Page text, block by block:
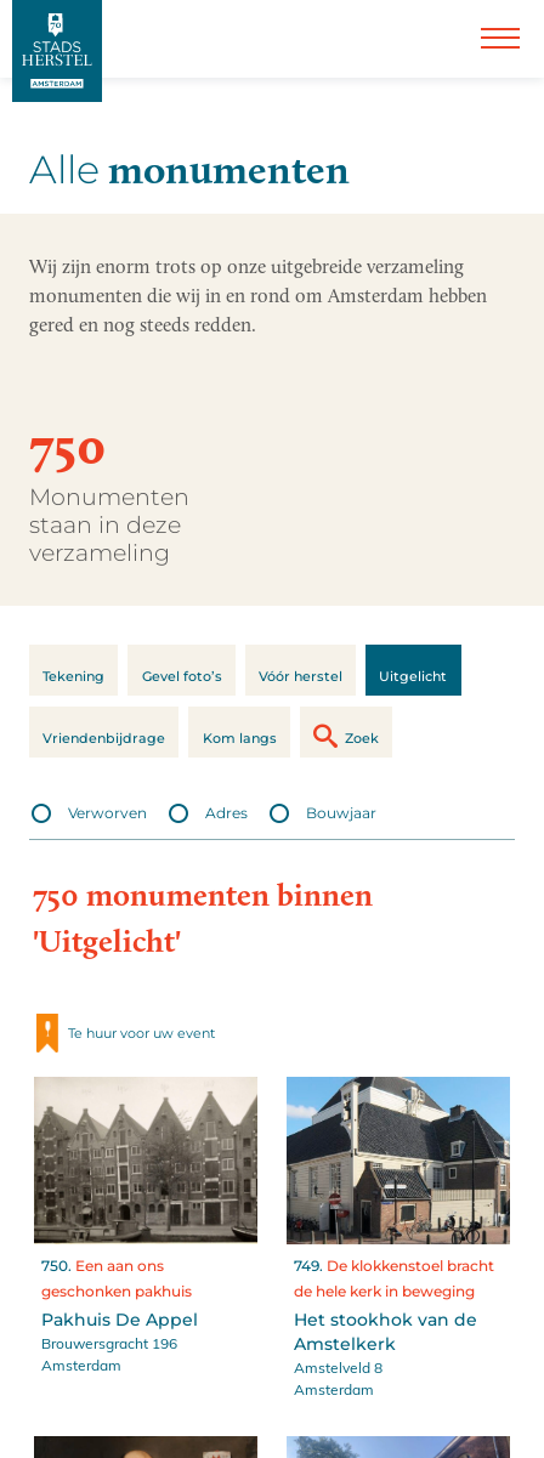
Alle monumenten
750
Monumenten
staan in deze
verzameling
Wij zijn enorm trots op onze uitgebreide verzameling
monumenten die wij in en rond om Amsterdam hebben
gered en nog steeds redden.
Tekening Gevel foto’s Vóór herstel Uitgelicht
Vriendenbijdrage Kom langs Zoek
Verworven Adres Bouwjaar
750 monumenten binnen
'Uitgelicht'
Te huur voor uw event
750. Een aan ons
geschonken pakhuis
Pakhuis De Appel
Brouwersgracht 196
Amsterdam
749. De klokkenstoel bracht
de hele kerk in beweging
Het stookhok van de
Amstelkerk
Amstelveld 8
Amsterdam